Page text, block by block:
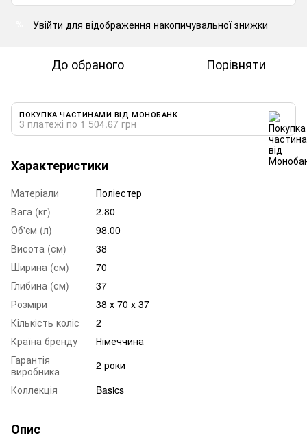
Увійти для відображення накопичувальної знижки
До обраного Порівняти
ПОКУПКА ЧАСТИНАМИ ВІД МОНОБАНК
3 платежі по 1 504.67 грн
Характеристики
Матеріали
Поліестер
Вага (кг)
2.80
Об'єм (л)
98.00
Висота (см)
38
Ширина (см)
70
Глибина (см)
37
Розміри
38 х 70 х 37
Кількість коліс
2
Країна бренду
Німеччина
Гарантія
виробника
2 роки
Коллекція
Basics
Опис